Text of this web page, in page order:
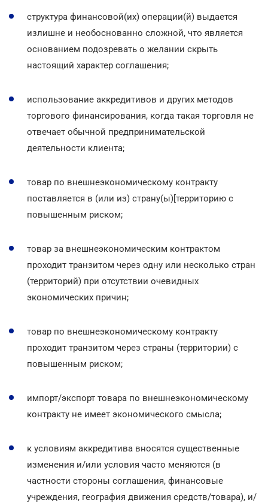
структура финансовой(их) операции(й) выдается
излишне и необоснованно сложной, что является
основанием подозревать о желании скрыть
настоящий характер соглашения;
использование аккредитивов и других методов
торгового финансирования, когда такая торговля не
отвечает обычной предпринимательской
деятельности клиента;
товар по внешнеэкономическому контракту
поставляется в (или из) страну(ы)[территорию с
повышенным риском;
товар за внешнеэкономическим контрактом
проходит транзитом через одну или несколько стран
(территорий) при отсутствии очевидных
экономических причин;
товар по внешнеэкономическому контракту
проходит транзитом через страны (территории) с
повышенным риском;
импорт/экспорт товара по внешнеэкономическому
контракту не имеет экономического смысла;
к условиям аккредитива вносятся существенные
изменения и/или условия часто меняются (в
частности стороны соглашения, финансовые
учреждения, география движения средств/товара), и/